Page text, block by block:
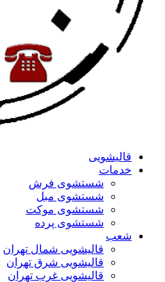
قالیشویی
خدمات
شستشوی فرش
شستشوی مبل
شستشوی موکت
شستشوی پرده
شعب
قالیشویی شمال تهران
قالیشویی شرق تهران
قالیشویی غرب تهران